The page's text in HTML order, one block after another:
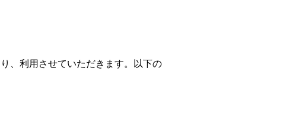
、利用させていただきます。以下の